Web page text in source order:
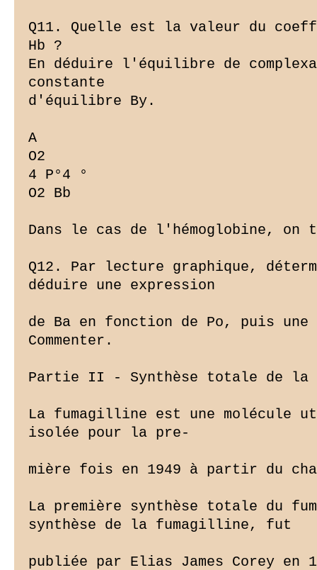
Q11. Quelle est la valeur du
Hb ?
En déduire l'équilibre de
constante
d'équilibre By.
A
O2
4 P°4 °
O2 Bb
Dans le cas de l'hémoglobine, on
Q12. Par lecture graphique,
déduire une expression
de Ba en fonction de Po, puis
Commenter.
Partie II - Synthèse totale de la
La fumagilline est une molécule
isolée pour la pre-
mière fois en 1949 à partir du
La première synthèse totale du
synthèse de la fumagilline, fut
publiée par Elias James Corey